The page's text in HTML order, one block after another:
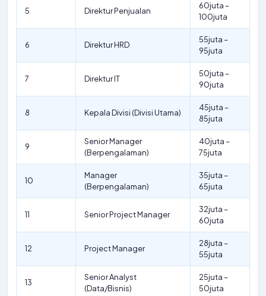
5 Direktur Penjualan
60juta –
100juta
6 Direktur HRD
55juta –
95juta
7 Direktur IT
50juta –
90juta
8 Kepala Divisi (Divisi Utama)
45juta –
85juta
9
Senior Manager
(Berpengalaman)
40juta –
75juta
10
Manager
(Berpengalaman)
35juta –
65juta
11 Senior Project Manager
32juta –
60juta
12 Project Manager
28juta –
55juta
13
Senior Analyst
(Data/Bisnis)
25juta –
50juta